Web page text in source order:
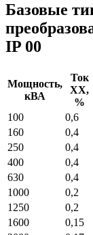
Базовые
IP 00
Мощность,
кВА
Ток
ХХ,
%
100
0,6
160
0,4
250
0,4
400
0,4
630
0,4
1000
0,2
1250
0,2
1600
0,15